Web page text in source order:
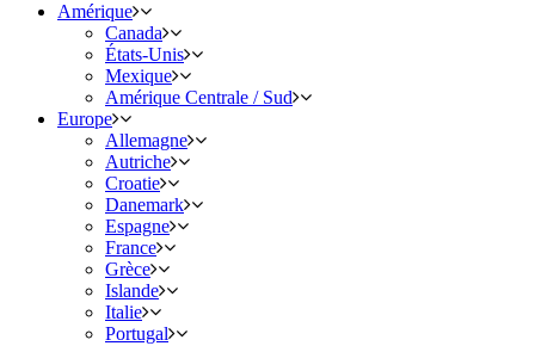
Amérique
Canada
États-Unis
Mexique
Amérique Centrale / Sud
Europe
Allemagne
Autriche
Croatie
Danemark
Espagne
France
Grèce
Islande
Italie
Portugal